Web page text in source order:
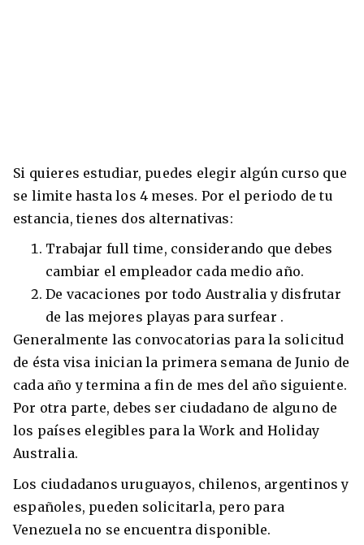
Si quieres estudiar, puedes elegir algún curso que
se limite hasta los 4 meses. Por el periodo de tu
estancia, tienes dos alternativas:
Trabajar full time, considerando que debes
cambiar el empleador cada medio año.
De vacaciones por todo Australia y disfrutar
de las mejores playas para surfear .
Generalmente las convocatorias para la solicitud
de ésta visa inician la primera semana de Junio de
cada año y termina a fin de mes del año siguiente.
Por otra parte, debes ser ciudadano de alguno de
los países elegibles para la Work and Holiday
Australia.
Los ciudadanos uruguayos, chilenos, argentinos y
españoles, pueden solicitarla, pero para
Venezuela no se encuentra disponible.